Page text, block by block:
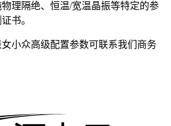
理隔绝、恒温/宽温晶振等特定的参
书。
小众高级配置参数可联系我们商务